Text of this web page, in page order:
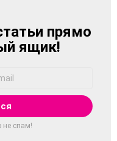
прямо
ящик!
не спам!